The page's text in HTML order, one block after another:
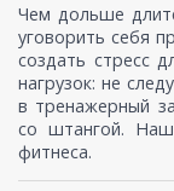
Чем дольше
уговорить себя
создать стресс
нагрузок: не
в тренажерный
со штангой. Наш
фитнеса.